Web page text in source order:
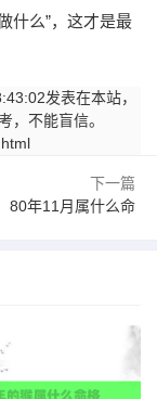
什么”，这才是最
发表在本站，
，不能盲信。
下一篇
80年11月属什么命